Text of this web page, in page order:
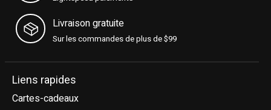
Livraison gratuite
Sur les commandes de plus de $99
Liens rapides
Cartes-cadeaux